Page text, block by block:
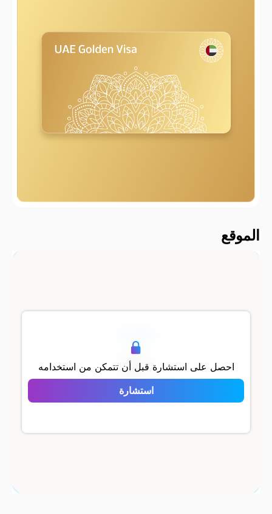
الموقع
احصل على استشارة قبل أن تتمكن من استخدامه
استشارة
Dekar Zekeriyaköy